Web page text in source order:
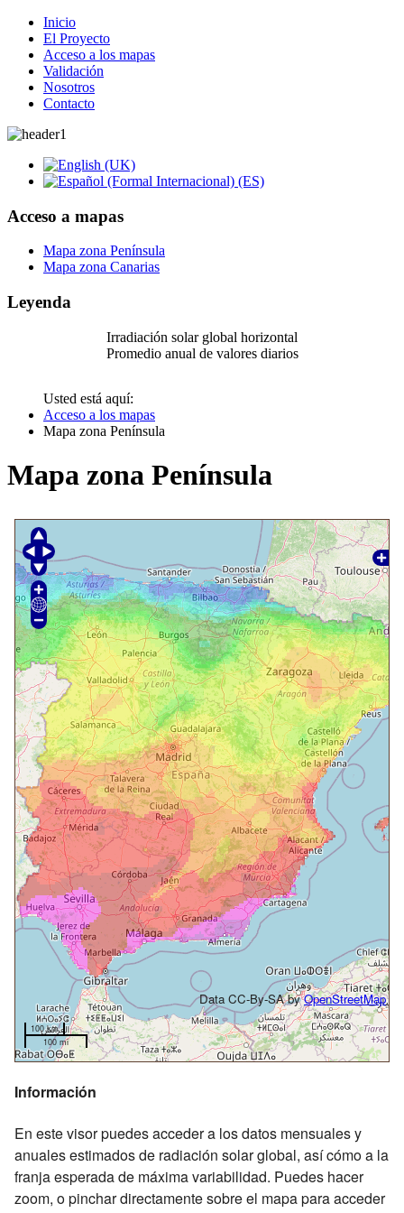
Inicio
El Proyecto
Acceso a los mapas
Validación
Nosotros
Contacto
Acceso a mapas
Mapa zona Península
Mapa zona Canarias
Leyenda
Irradiación solar global horizontal
Promedio anual de valores diarios
Usted está aquí:
Acceso a los mapas
Mapa zona Península
Mapa zona Península